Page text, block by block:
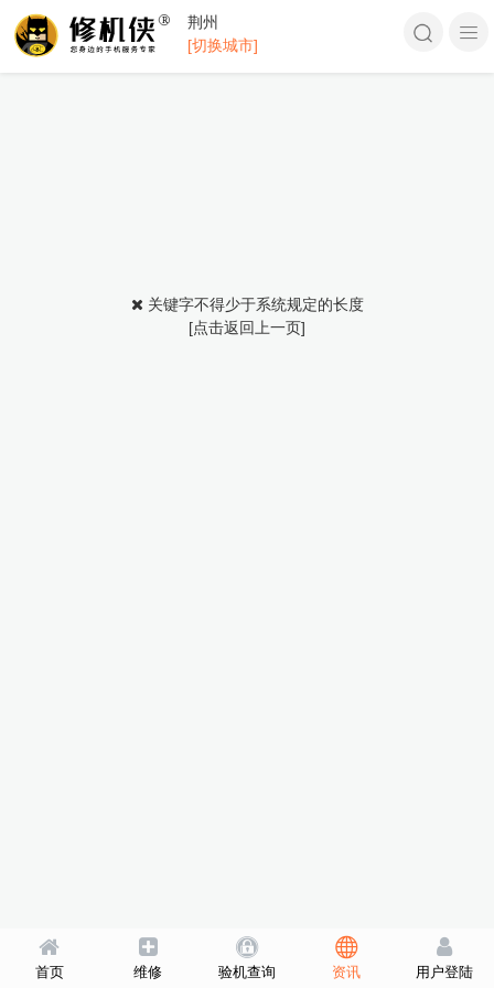
荆州
[切换城市]
关键字不得少于系统规定的长度
[点击返回上一页]
首页 维修 验机查询 资讯 用户登陆